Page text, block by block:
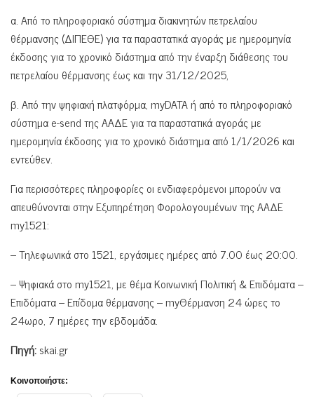
α. Από το πληροφοριακό σύστημα διακινητών πετρελαίου
θέρμανσης (ΔΙΠΕΘΕ) για τα παραστατικά αγοράς με ημερομηνία
έκδοσης για το χρονικό διάστημα από την έναρξη διάθεσης του
πετρελαίου θέρμανσης έως και την 31/12/2025,
β. Από την ψηφιακή πλατφόρμα, myDATA ή από το πληροφοριακό
σύστημα e-send της ΑΑΔΕ για τα παραστατικά αγοράς με
ημερομηνία έκδοσης για το χρονικό διάστημα από 1/1/2026 και
εντεύθεν.
Για περισσότερες πληροφορίες οι ενδιαφερόμενοι μπορούν να
απευθύνονται στην Εξυπηρέτηση Φορολογουμένων της ΑΑΔΕ
my1521:
– Τηλεφωνικά στο 1521, εργάσιμες ημέρες από 7.00 έως 20:00.
– Ψηφιακά στο my1521, με θέμα Κοινωνική Πολιτική & Επιδόματα –
Επιδόματα – Επίδομα θέρμανσης – myΘέρμανση 24 ώρες το
24ωρο, 7 ημέρες την εβδομάδα.
Πηγή:skai.gr
Κοινοποιήστε: